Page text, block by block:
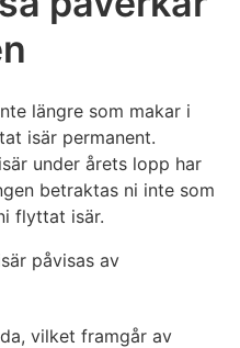
längre som makar i
isär permanent.
under årets lopp har
betraktas ni inte som
flyttat isär.
påvisas av
vilket framgår av